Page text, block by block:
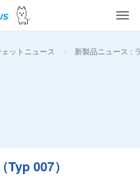
ェットニュース > 新製品ニュース :
007）